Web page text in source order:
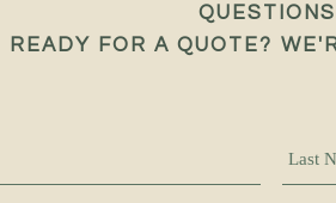
READY FOR A QUOTE?